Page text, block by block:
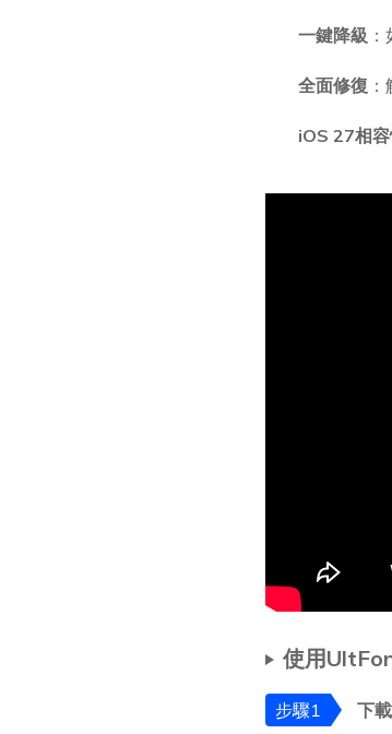
一鍵降級
全面修復
iOS 27相
使用
步驟1 下